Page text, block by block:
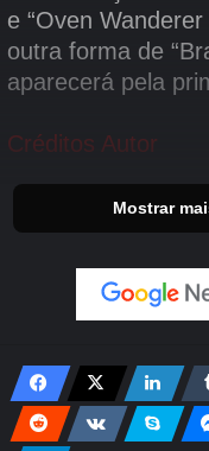
entre cada
ainda pode ser
espera.
Ataque carregado:
Ao segurar o
estender a lança
encontrar. Não
diferentes etapas
Primeiro, você
velocidade antes
ummaior